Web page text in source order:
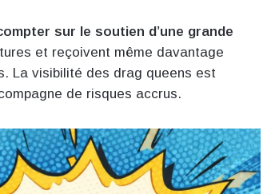
sur le soutien d’une grande
et reçoivent même davantage
La visibilité des drag queens est
de risques accrus.